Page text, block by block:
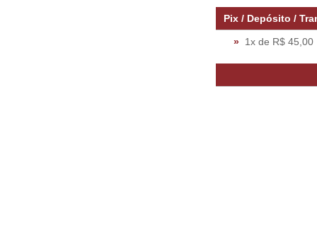
Pix / Depósito /
» 1x de R$ 45,00